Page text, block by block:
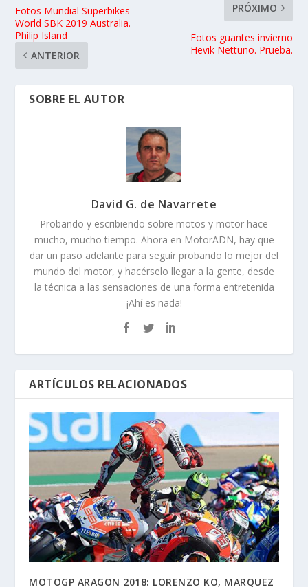
Fotos Mundial Superbikes
World SBK 2019 Australia.
Philip Island
ANTERIOR
PRÓXIMO
Fotos guantes invierno
Hevik Nettuno. Prueba.
SOBRE EL AUTOR
David G. de Navarrete
Probando y escribiendo sobre motos y motor hace
mucho, mucho tiempo. Ahora en MotorADN, hay que
dar un paso adelante para seguir probando lo mejor del
mundo del motor, y hacérselo llegar a la gente, desde
la técnica a las sensaciones de una forma entretenida
¡Ahí es nada!
ARTÍCULOS RELACIONADOS
MOTOGP ARAGON 2018: LORENZO KO, MARQUEZ